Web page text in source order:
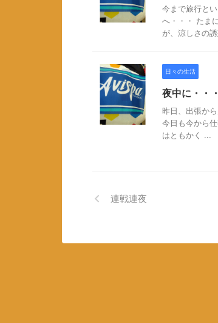
今まで旅行と
へ・・・ たま
が、涼しさの
日々の生活
夜中に・・・
昨日、出張か
今日も今から
はともかく ...
連戦連夜